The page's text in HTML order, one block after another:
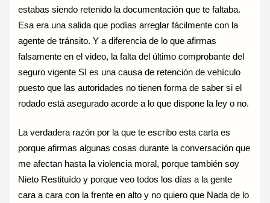
estabas siendo retenido la documentación que te faltaba.
Esa era una salida que podías arreglar fácilmente con la
agente de tránsito. Y a diferencia de lo que afirmas
falsamente en el video, la falta del último comprobante del
seguro vigente SI es una causa de retención de vehículo
puesto que las autoridades no tienen forma de saber si el
rodado está asegurado acorde a lo que dispone la ley o no.
La verdadera razón por la que te escribo esta carta es
porque afirmas algunas cosas durante la conversación que
me afectan hasta la violencia moral, porque también soy
Nieto Restituído y porque veo todos los días a la gente
cara a cara con la frente en alto y no quiero que Nada de lo